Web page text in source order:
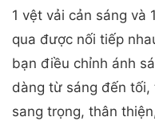
1 vệt vải cản sáng và
qua được nối tiếp
bạn điều chỉnh ánh
dàng từ sáng đến tối,
sang trọng, thân